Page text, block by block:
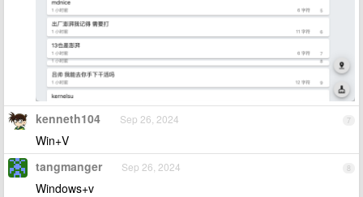
7
kenneth104 Sep 26, 2024
Win+V
8
tangmanger Sep 26, 2024
Windows+v